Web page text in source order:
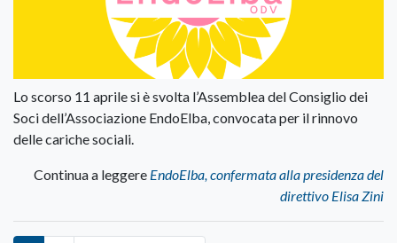
Lo scorso 11 aprile si è svolta l’Assemblea del Consiglio dei
Soci dell’Associazione EndoElba, convocata per il rinnovo
delle cariche sociali.
Continua a leggere EndoElba, confermata alla presidenza del
direttivo Elisa Zini